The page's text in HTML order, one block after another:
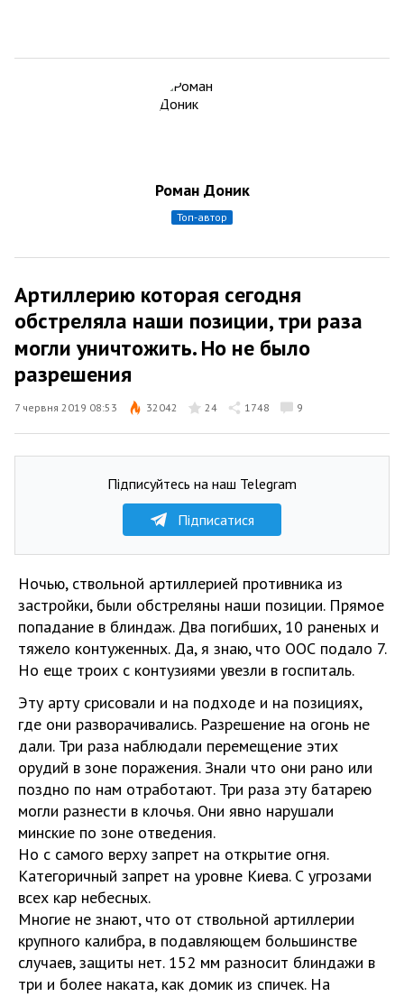
Роман Доник
топ-автор
Артиллерию которая сегодня
обстреляла наши позиции, три раза
могли уничтожить. Но не было
разрешения
7 червня 2019 08:53 32042 24 1748 9
Підписуйтесь на наш Telegram
Підписатися
Ночью, ствольной артиллерией противника из
застройки, были обстреляны наши позиции. Прямое
попадание в блиндаж. Два погибших, 10 раненых и
тяжело контуженных. Да, я знаю, что ООС подало 7.
Но еще троих с контузиями увезли в госпиталь.
Эту арту срисовали и на подходе и на позициях,
где они разворачивались. Разрешение на огонь не
дали. Три раза наблюдали перемещение этих
орудий в зоне поражения. Знали что они рано или
поздно по нам отработают. Три раза эту батарею
могли разнести в клочья. Они явно нарушали
минские по зоне отведения.
Но с самого верху запрет на открытие огня.
Категоричный запрет на уровне Киева. С угрозами
всех кар небесных.
Многие не знают, что от ствольной артиллерии
крупного калибра, в подавляющем большинстве
случаев, защиты нет. 152 мм разносит блиндажи в
три и более наката, как домик из спичек. На